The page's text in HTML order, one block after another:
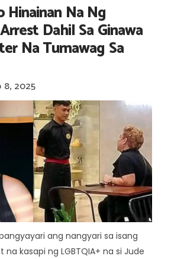
Hinainan Na Ng
Dahil Sa Ginawa
Na Tumawag Sa
8, 2025
ang nangyari sa isang
kasapi ng LGBTQIA+ na si Jude